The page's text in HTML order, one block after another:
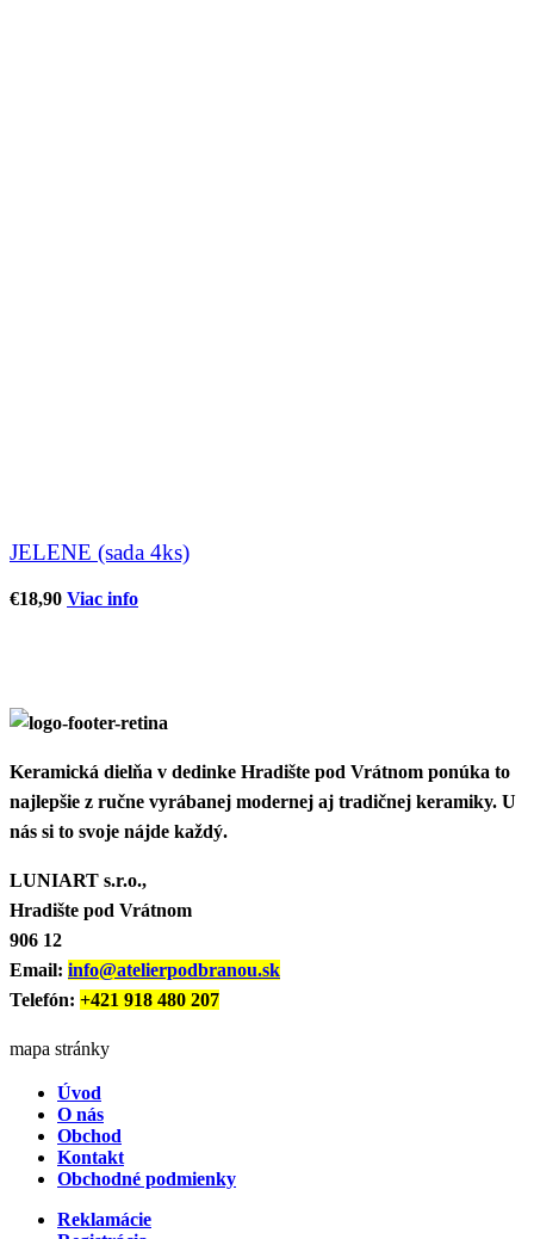
JELENE (sada 4ks)
€18,90 Viac info
Keramická dielňa v dedinke Hradište pod Vrátnom ponúka to
najlepšie z ručne vyrábanej modernej aj tradičnej keramiky. U
nás si to svoje nájde každý.
LUNIART s.r.o.,
Hradište pod Vrátnom
906 12
Email: info@atelierpodbranou.sk
Telefón: +421 918 480 207
mapa stránky
Úvod
O nás
Obchod
Kontakt
Obchodné podmienky
Reklamácie